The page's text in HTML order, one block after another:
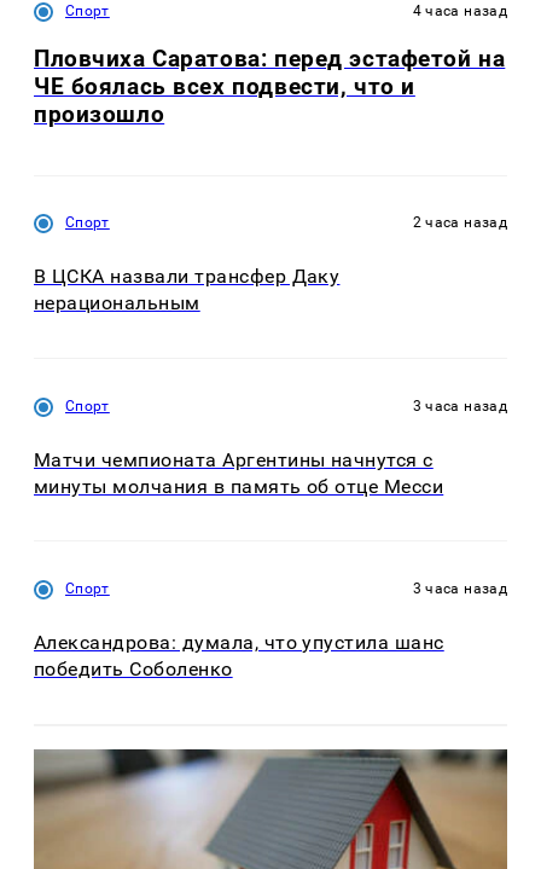
Спорт 4 часа назад
Пловчиха Саратова: перед эстафетой на
ЧЕ боялась всех подвести, что и
произошло
Спорт 2 часа назад
В ЦСКА назвали трансфер Даку
нерациональным
Спорт 3 часа назад
Матчи чемпионата Аргентины начнутся с
минуты молчания в память об отце Месси
Спорт 3 часа назад
Александрова: думала, что упустила шанс
победить Соболенко